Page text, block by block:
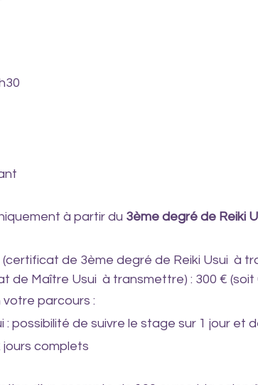
à partir du 3ème degré de Reiki
(certificat de 3ème degré de Reiki Usui à
de Maître Usui à transmettre) : 300 € (soit
parcours :
: possibilité de suivre le stage sur 1 jour et
jours complets